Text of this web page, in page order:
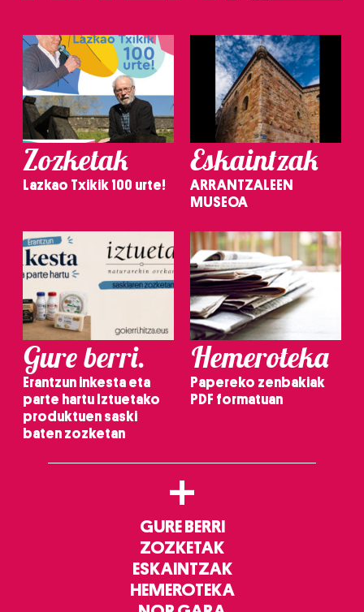
Zozketak
Lazkao Txikik 100 urte!
Eskaintzak
ARRANTZALEEN
MUSEOA
Gure berri.
Erantzun inkesta eta
parte hartu Iztuetako
produktuen saski
baten zozketan
Hemeroteka
Papereko zenbakiak
PDF formatuan
+
GURE BERRI
ZOZKETAK
ESKAINTZAK
HEMEROTEKA